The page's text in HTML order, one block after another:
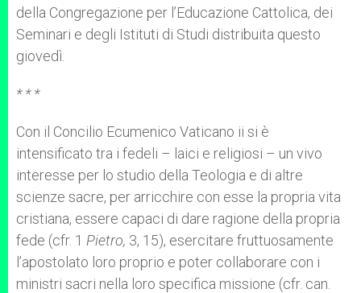
della Congregazione per l’Educazione Cattolica, dei
Seminari e degli Istituti di Studi distribuita questo
giovedì.
* * *
Con il Concilio Ecumenico Vaticano ii si è
intensificato tra i fedeli – laici e religiosi – un vivo
interesse per lo studio della Teologia e di altre
scienze sacre, per arricchire con esse la propria vita
cristiana, essere capaci di dare ragione della propria
fede (cfr. 1 Pietro, 3, 15), esercitare fruttuosamente
l’apostolato loro proprio e poter collaborare con i
ministri sacri nella loro specifica missione (cfr. can.